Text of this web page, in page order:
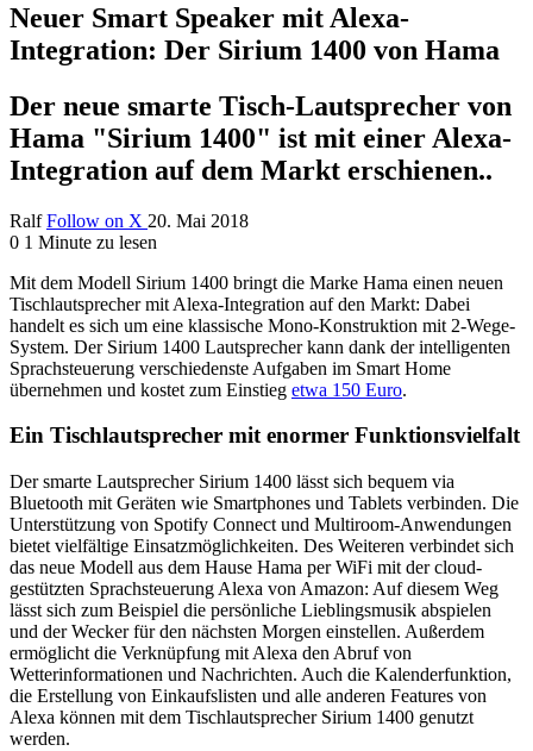
Neuer Smart Speaker mit Alexa-
Integration: Der Sirium 1400 von Hama
Der neue smarte Tisch-Lautsprecher von
Hama "Sirium 1400" ist mit einer Alexa-
Integration auf dem Markt erschienen..
Ralf Follow on X 20. Mai 2018
0 1 Minute zu lesen
Mit dem Modell Sirium 1400 bringt die Marke Hama einen neuen
Tischlautsprecher mit Alexa-Integration auf den Markt: Dabei
handelt es sich um eine klassische Mono-Konstruktion mit 2-Wege-
System. Der Sirium 1400 Lautsprecher kann dank der intelligenten
Sprachsteuerung verschiedenste Aufgaben im Smart Home
übernehmen und kostet zum Einstieg etwa 150 Euro.
Ein Tischlautsprecher mit enormer Funktionsvielfalt
Der smarte Lautsprecher Sirium 1400 lässt sich bequem via
Bluetooth mit Geräten wie Smartphones und Tablets verbinden. Die
Unterstützung von Spotify Connect und Multiroom-Anwendungen
bietet vielfältige Einsatzmöglichkeiten. Des Weiteren verbindet sich
das neue Modell aus dem Hause Hama per WiFi mit der cloud-
gestützten Sprachsteuerung Alexa von Amazon: Auf diesem Weg
lässt sich zum Beispiel die persönliche Lieblingsmusik abspielen
und der Wecker für den nächsten Morgen einstellen. Außerdem
ermöglicht die Verknüpfung mit Alexa den Abruf von
Wetterinformationen und Nachrichten. Auch die Kalenderfunktion,
die Erstellung von Einkaufslisten und alle anderen Features von
Alexa können mit dem Tischlautsprecher Sirium 1400 genutzt
werden.